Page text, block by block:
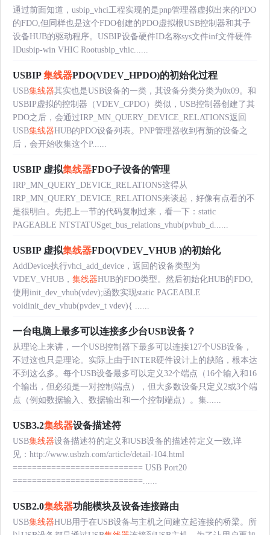
通过前面知道，usbip_vhci工程实现的是pnp管理器虚拟出来的PDO
的FDO,但同样也是这个FDO创建的PDO虚拟根USB控制器和其子
设备HUB的驱动程序。USBIP设备硬件ID名称sys文件inf文件硬件
IDusbip-win VHIC Rootusbip_vhic......
USBIP集线器PDO(VDEV_HPDO)的初始化过程
USB集线器其实也是USB设备的一类，其设备分类分类为0x09。和
USBIP虚拟的控制器（VDEV_CPDO）类似，USB控制器创建了其
PDO之后，会通过IRP_MN_QUERY_DEVICE_RELATIONS返回
USB集线器HUB的PDO设备列表。PNP管理器收到有新的设备之
后，会开始收集这个P......
USBIP 虚拟集线器FDO子设备的管理
IRP_MN_QUERY_DEVICE_RELATIONS这得从
IRP_MN_QUERY_DEVICE_RELATIONS来谈起，好像有点看的不
是很明白。先把上一节的代码复制过来，看一下：static
PAGEABLE NTSTATUSget_bus_relations_vhub(pvhub_d......
USBIP 虚拟集线器FDO(VDEV_VHUB )的初始化
AddDevice执行vhci_add_device，返回的设备类型为
VDEV_VHUB， 集线器HUB的FDO类型。然后初始化HUB的FDO,
使用init_dev_vhub(vdev);函数实现static PAGEABLE
voidinit_dev_vhub(pvdev_t vdev){ ......
一台电脑上最多可以连接多少台USB设备？
从理论上来讲，一个USB控制器下最多可以连接127个USB设备，
不过这也只是理论。实际上由于INTER硬件设计上的缺陷，根本达
不到这么多。每个USB设备最多可以定义32个端点（16个输入和16
个输出，但必须是一对控制端点），但大多数设备只定义2或3个端
点（例如数据输入、数据输出和一个控制端点）。集......
USB3.2集线器设备描述符
USB集线器设备描述符的定义和USB设备的描述符定义一致,详
见：http://www.usbzh.com/article/detail-104.html
=========================== USB Port20
===========================......
USB2.0集线器功能模块及设备连接路由
USB集线器HUB用于在USB设备与主机之间建立起连接的桥梁。所